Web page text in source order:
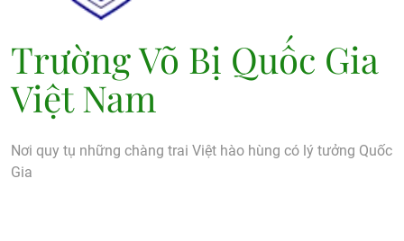
Trường Võ Bị Quốc Gia
Việt Nam
Nơi quy tụ những chàng trai Việt hào hùng có lý tưởng Quốc
Gia